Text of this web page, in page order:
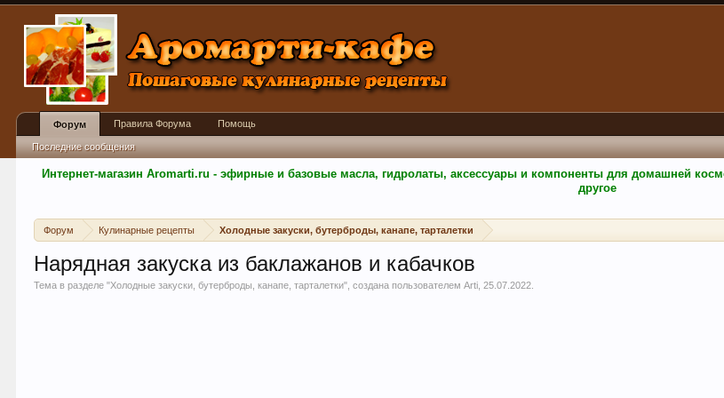
Интернет-магазин Aromarti.ru - эфирные и базовые масла, гидролаты, аксессуары и компоненты для домашней
другое
Форум Кулинарные рецепты Холодные закуски, бутерброды, канапе, тарталетки
Нарядная закуска из баклажанов и кабачков
Тема в разделе "Холодные закуски, бутерброды, канапе, тарталетки", создана пользователемArti ,25.07.2022
Форум
Последние сообщения
Правила Форума Помощь